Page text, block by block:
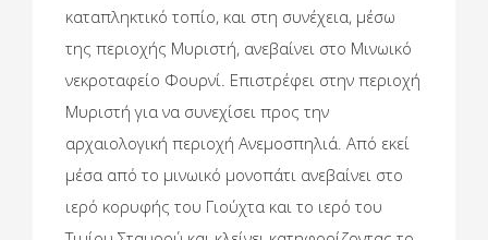
καταπληκτικό τοπίο, και στη συνέχεια, μέσω
της περιοχής Μυριστή, ανεβαίνει στο Μινωικό
νεκροταφείο Φουρνί. Επιστρέφει στην περιοχή
Μυριστή για να συνεχίσει προς την
αρχαιολογική περιοχή Ανεμοσπηλιά. Από εκεί
μέσα από το μινωικό μονοπάτι ανεβαίνει στο
ιερό κορυφής του Γιούχτα και το ιερό του